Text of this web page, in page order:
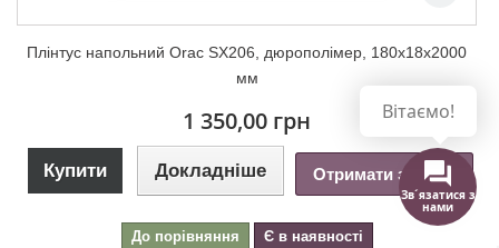
Плінтус напольний Orac SX206, дюрополімер, 180х18х2000
мм
1 350,00 грн
Купити Докладніше Отримати знижку
До порівняння Є в наявності
Зв´язатися з
нами
Вітаємо!